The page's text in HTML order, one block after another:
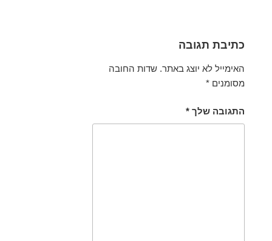
כתיבת תגובה
האימייל לא יוצג באתר. שדות החובה
מסומנים *
התגובה שלך *